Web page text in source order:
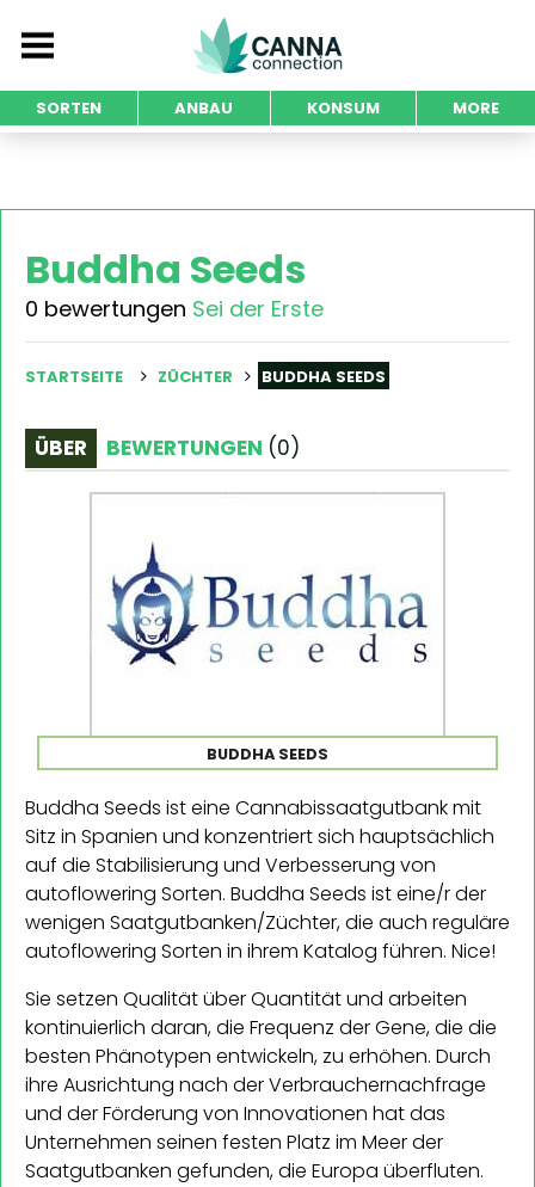
SORTEN ANBAU KONSUM MORE
Buddha Seeds
0 bewertungen Sei der Erste
STARTSEITE ZÜCHTER BUDDHA SEEDS
ÜBER BEWERTUNGEN (0)
BUDDHA SEEDS
Buddha Seeds ist eine Cannabissaatgutbank mit
Sitz in Spanien und konzentriert sich hauptsächlich
auf die Stabilisierung und Verbesserung von
autoflowering Sorten. Buddha Seeds ist eine/r der
wenigen Saatgutbanken/Züchter, die auch reguläre
autoflowering Sorten in ihrem Katalog führen. Nice!
Sie setzen Qualität über Quantität und arbeiten
kontinuierlich daran, die Frequenz der Gene, die die
besten Phänotypen entwickeln, zu erhöhen. Durch
ihre Ausrichtung nach der Verbrauchernachfrage
und der Förderung von Innovationen hat das
Unternehmen seinen festen Platz im Meer der
Saatgutbanken gefunden, die Europa überfluten.